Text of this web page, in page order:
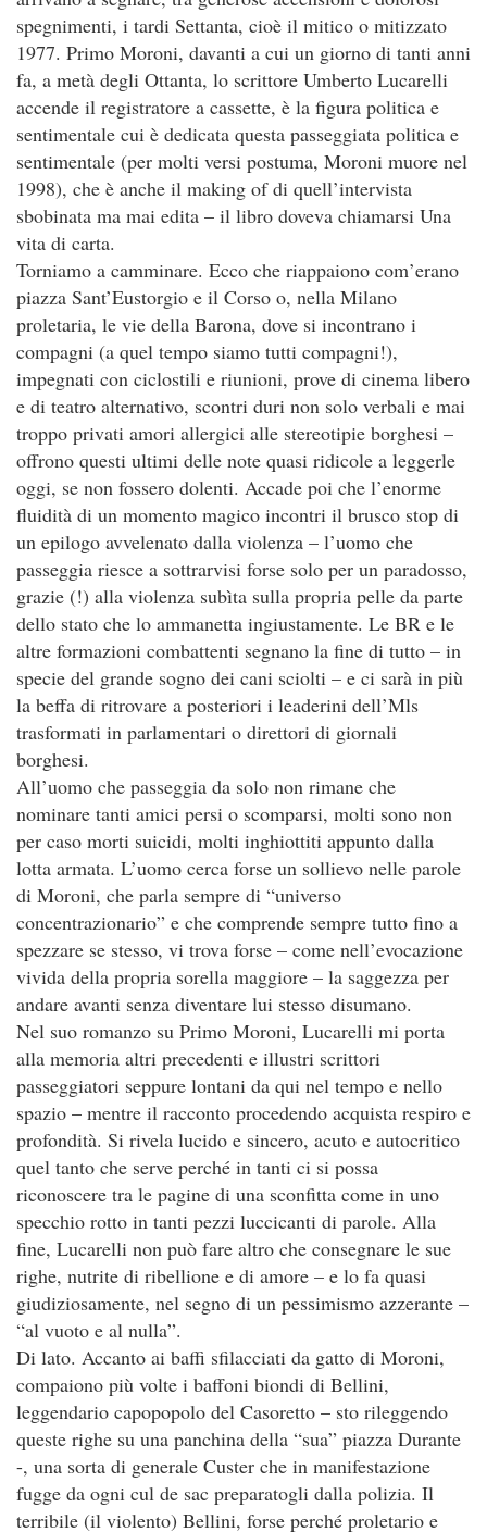
spegnimenti, i tardi Settanta, cioè il mitico o mitizzato
1977. Primo Moroni, davanti a cui un giorno di tanti anni
fa, a metà degli Ottanta, lo scrittore Umberto Lucarelli
accende il registratore a cassette, è la figura politica e
sentimentale cui è dedicata questa passeggiata politica e
sentimentale (per molti versi postuma, Moroni muore nel
1998), che è anche il making of di quell’intervista
sbobinata ma mai edita – il libro doveva chiamarsi Una
vita di carta.
Torniamo a camminare. Ecco che riappaiono com’erano
piazza Sant’Eustorgio e il Corso o, nella Milano
proletaria, le vie della Barona, dove si incontrano i
compagni (a quel tempo siamo tutti compagni!),
impegnati con ciclostili e riunioni, prove di cinema libero
e di teatro alternativo, scontri duri non solo verbali e mai
troppo privati amori allergici alle stereotipie borghesi –
offrono questi ultimi delle note quasi ridicole a leggerle
oggi, se non fossero dolenti. Accade poi che l’enorme
fluidità di un momento magico incontri il brusco stop di
un epilogo avvelenato dalla violenza – l’uomo che
passeggia riesce a sottrarvisi forse solo per un paradosso,
grazie (!) alla violenza subìta sulla propria pelle da parte
dello stato che lo ammanetta ingiustamente. Le BR e le
altre formazioni combattenti segnano la fine di tutto – in
specie del grande sogno dei cani sciolti – e ci sarà in più
la beffa di ritrovare a posteriori i leaderini dell’Mls
trasformati in parlamentari o direttori di giornali
borghesi.
All’uomo che passeggia da solo non rimane che
nominare tanti amici persi o scomparsi, molti sono non
per caso morti suicidi, molti inghiottiti appunto dalla
lotta armata. L’uomo cerca forse un sollievo nelle parole
di Moroni, che parla sempre di “universo
concentrazionario” e che comprende sempre tutto fino a
spezzare se stesso, vi trova forse – come nell’evocazione
vivida della propria sorella maggiore – la saggezza per
andare avanti senza diventare lui stesso disumano.
Nel suo romanzo su Primo Moroni, Lucarelli mi porta
alla memoria altri precedenti e illustri scrittori
passeggiatori seppure lontani da qui nel tempo e nello
spazio – mentre il racconto procedendo acquista respiro e
profondità. Si rivela lucido e sincero, acuto e autocritico
quel tanto che serve perché in tanti ci si possa
riconoscere tra le pagine di una sconfitta come in uno
specchio rotto in tanti pezzi luccicanti di parole. Alla
fine, Lucarelli non può fare altro che consegnare le sue
righe, nutrite di ribellione e di amore – e lo fa quasi
giudiziosamente, nel segno di un pessimismo azzerante –
“al vuoto e al nulla”.
Di lato. Accanto ai baffi sfilacciati da gatto di Moroni,
compaiono più volte i baffoni biondi di Bellini,
leggendario capopopolo del Casoretto – sto rileggendo
queste righe su una panchina della “sua” piazza Durante
-, una sorta di generale Custer che in manifestazione
fugge da ogni cul de sac preparatogli dalla polizia. Il
terribile (il violento) Bellini, forse perché proletario e